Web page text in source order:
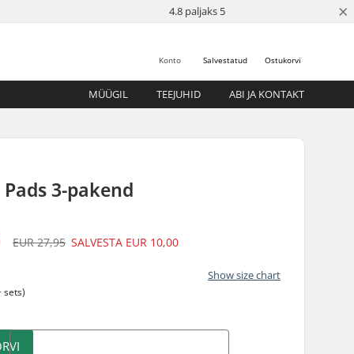
4.8 paljaks 5 ×
Ostukorvi
Salvestatud
Konto
MÜÜGIL TEEJUHID ABI JA KONTAKT
3-pakend
EUR 27,95 SALVESTA EUR 10,00
Show size chart
sets)